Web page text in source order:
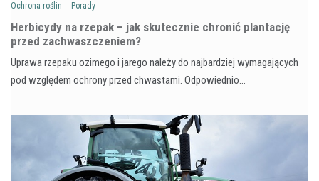
Ochrona roślin Porady
Herbicydy na rzepak – jak skutecznie chronić plantację
przed zachwaszczeniem?
Uprawa rzepaku ozimego i jarego należy do najbardziej wymagających
pod względem ochrony przed chwastami. Odpowiednio…